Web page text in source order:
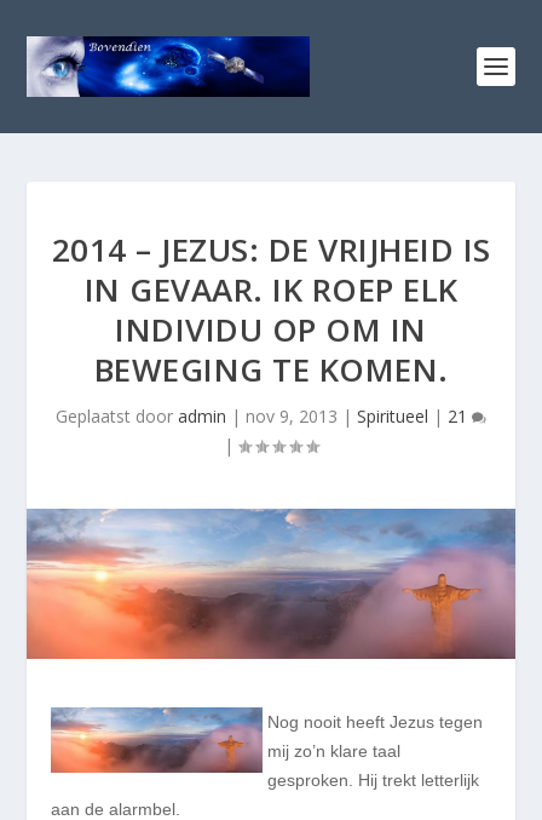
2014 – JEZUS: DE VRIJHEID IS
IN GEVAAR. IK ROEP ELK
INDIVIDU OP OM IN
BEWEGING TE KOMEN.
Geplaatst door admin | nov 9, 2013 | Spiritueel | 21
|
Nog nooit heeft Jezus tegen
mij zo’n klare taal
gesproken. Hij trekt letterlijk
aan de alarmbel.